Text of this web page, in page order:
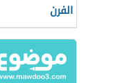
الفرن